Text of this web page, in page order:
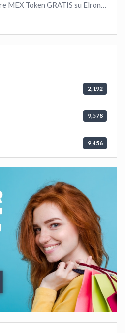
Come ottenere MEX Token GRATIS su Elrond ?
2,192
9,578
9,456